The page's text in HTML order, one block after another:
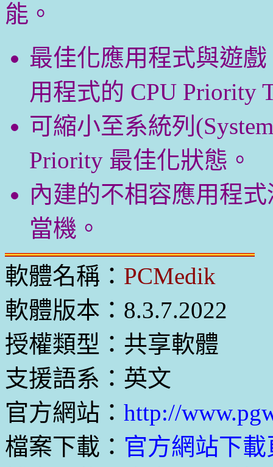
能。
最佳化應用程式與遊
用程式的 CPU Priority
可縮小至系統列
Priority 最佳化狀態。
內建的不相容應用程
當機。
軟體名稱： PCMedik
軟體版本：8.3.7.2022
授權類型：共享軟體
支援語系：英文
官方網站： http://
檔案下載： 官方網站下載